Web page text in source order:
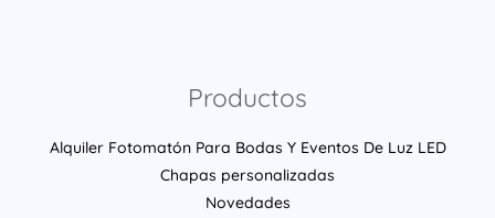
Productos
Alquiler Fotomatón Para Bodas Y Eventos De Luz LED
Chapas personalizadas
Novedades